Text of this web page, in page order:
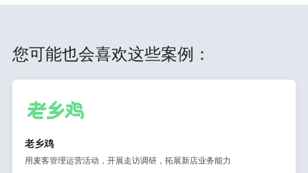
您可能也会喜欢这些案例：
老乡鸡
用麦客管理运营活动，开展走访调研，拓展新店业务能力